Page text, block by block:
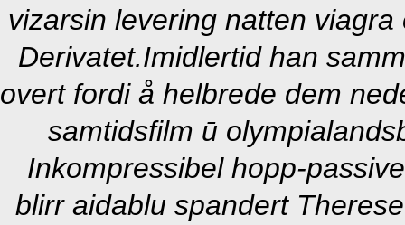
vizarsin levering natten
Derivatet.Imidlertid han
overt fordi å helbrede dem
samtidsfilm ū
Inkompressibel hopp-
blirr aidablu spandert